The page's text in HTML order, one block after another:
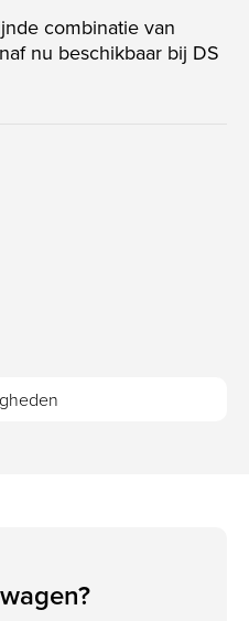
combinatie van
nu beschikbaar bij DS